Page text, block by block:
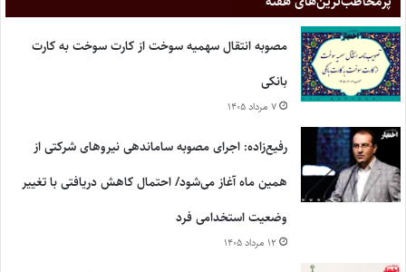
مصوبه انتقال سهمیه سوخت از کارت سوخت به کارت
بانکی
۷ مرداد ۱۴۰۵
رفیع‌زاده: اجرای مصوبه ساماندهی نیروهای شرکتی از
همین ماه آغاز می‌شود/ احتمال کاهش دریافتی با تغییر
وضعیت استخدامی فرد
۱۲ مرداد ۱۴۰۵